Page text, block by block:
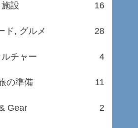
設 16
ド, グルメ 28
チャー 4
の準備 11
Gear 2